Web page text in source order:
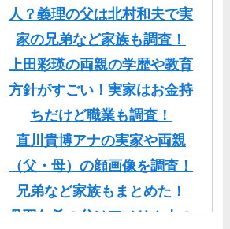
人？義理の父は北村和夫で実
家の兄弟など家族も調査！
上田彩瑛の両親の学歴や教育
方針がすごい！実家はお金持
ちだけど職業も調査！
直川貴博アナの実家や両親
（父・母）の顔画像を調査！
兄弟など家族もまとめた！
丹羽仁希の父はアメリカ人の